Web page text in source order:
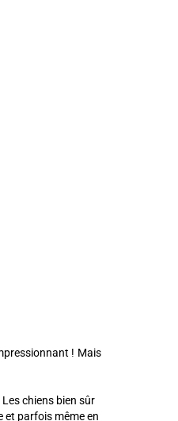
! Mais
chiens bien sûr
et parfois même en